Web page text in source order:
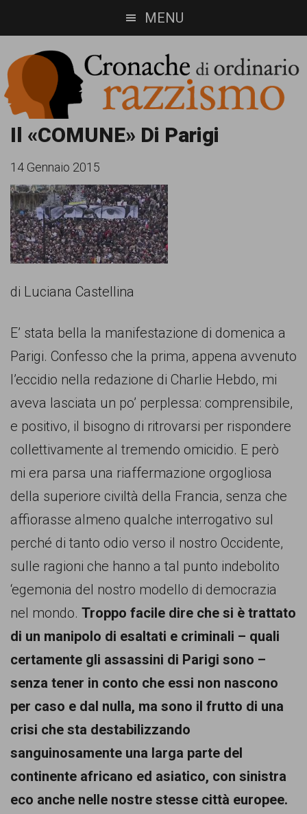
to
main
content
to
footer
MENU
Cronache
di
ordinario
razzismo
Cronachediordinariorazzismo.org
un
sito
informazione,
specificamente
dedicato
fenomeno
del
razzismo
curato
da
Lunaria
collaborazione
con
persone,
associazioni
movimenti
che
battono
per
Il «COMUNE» Di Parigi
14 Gennaio 2015
di Luciana Castellina
E’ stata bella la manifestazione di domenica a
Parigi. Confesso che la prima, appena avvenuto
l’eccidio nella redazione di Charlie Hebdo, mi
aveva lasciata un po’ perplessa: comprensibile,
e positivo, il bisogno di ritrovarsi per rispondere
collettivamente al tremendo omicidio. E però
mi era parsa una riaffermazione orgogliosa
della superiore civiltà della Francia, senza che
affiorasse almeno qualche interrogativo sul
perché di tanto odio verso il nostro Occidente,
sulle ragioni che hanno a tal punto indebolito
‘egemonia del nostro modello di democrazia
nel mondo. Troppo facile dire che si è trattato
di un manipolo di esaltati e criminali – quali
certamente gli assassini di Parigi sono –
senza tener in conto che essi non nascono
per caso e dal nulla, ma sono il frutto di una
crisi che sta destabilizzando
sanguinosamente una larga parte del
continente africano ed asiatico, con sinistra
eco anche nelle nostre stesse città europee.